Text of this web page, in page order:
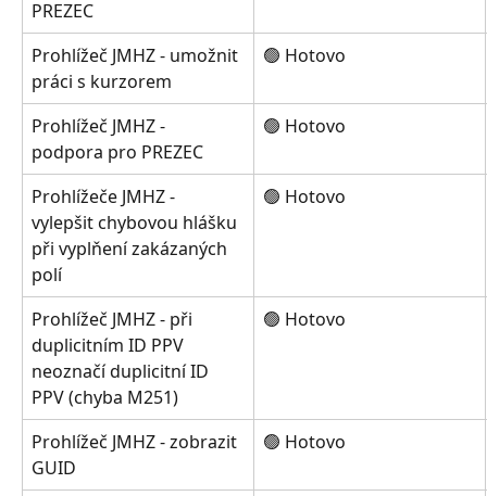
PREZEC
Prohlížeč JMHZ - umožnit
práci s kurzorem
🟢 Hotovo
Prohlížeč JMHZ -
podpora pro PREZEC
🟢 Hotovo
Prohlížeče JMHZ -
vylepšit chybovou hlášku
při vyplňení zakázaných
polí
🟢 Hotovo
Prohlížeč JMHZ - při
duplicitním ID PPV
neoznačí duplicitní ID
PPV (chyba M251)
🟢 Hotovo
Prohlížeč JMHZ - zobrazit
GUID
🟢 Hotovo